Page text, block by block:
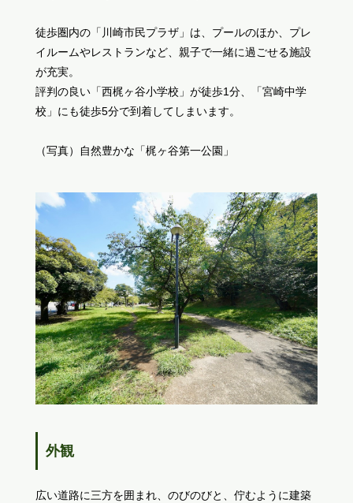
徒歩圏内の「川崎市民プラザ」は、プールのほか、プレ
イルームやレストランなど、親子で一緒に過ごせる施設
が充実。
評判の良い「西梶ヶ谷小学校」が徒歩1分、「宮崎中学
校」にも徒歩5分で到着してしまいます。
（写真）自然豊かな「梶ヶ谷第一公園」
外観
広い道路に三方を囲まれ、のびのびと、佇むように建築